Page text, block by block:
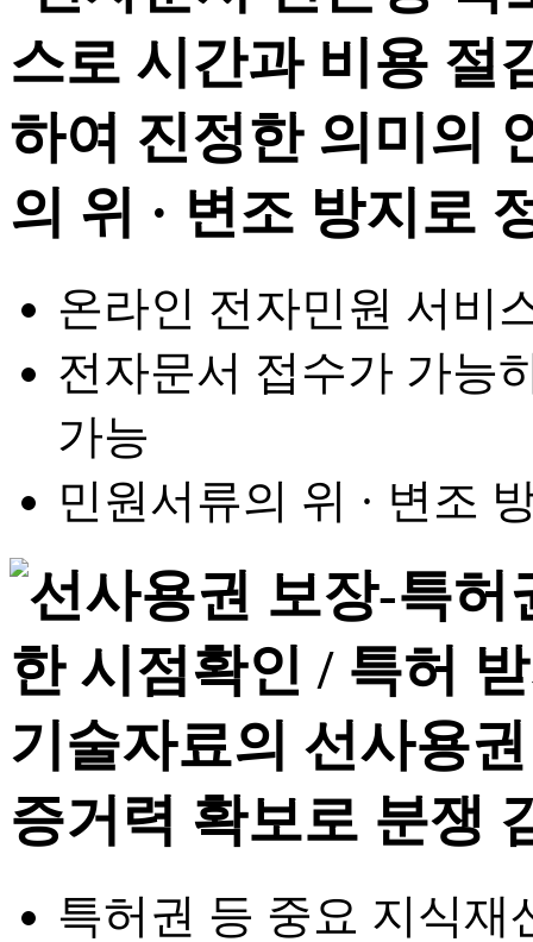
온라인 전자민원 서비
전자문서 접수가 가능
가능
민원서류의 위 · 변조
특허권 등 중요 지식재